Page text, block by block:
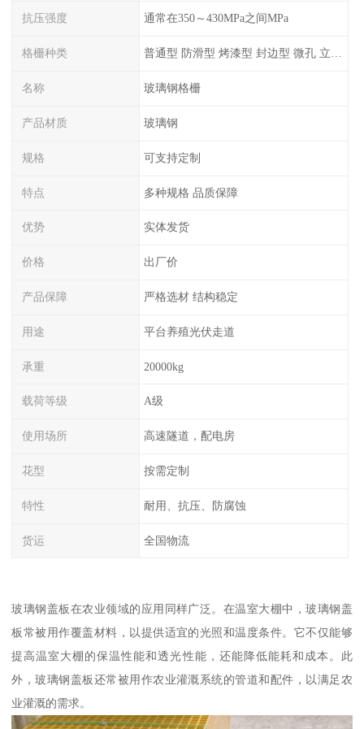
抗压强度 通常在350～430MPa之间MPa
格栅种类 普通型 防滑型 ‌烤漆型 封边型 ‌微孔 立体 加砂覆面型 平面型
名称 玻璃钢格栅
产品材质 玻璃钢
规格 可支持定制
特点 多种规格 品质保障
优势 实体发货
价格 出厂价
产品保障 严格选材 结构稳定
用途 平台养殖光伏走道
承重 20000kg
载荷等级 A级
使用场所 高速隧道，配电房
花型 按需定制
特性 耐用、抗压、防腐蚀
货运 全国物流
玻璃钢盖板在农业领域的应用同样广泛。在温室大棚中，玻璃钢盖
板常被用作覆盖材料，以提供适宜的光照和温度条件。它不仅能够
提高温室大棚的保温性能和透光性能，还能降低能耗和成本。此
外，玻璃钢盖板还常被用作农业灌溉系统的管道和配件，以满足农
业灌溉的需求。